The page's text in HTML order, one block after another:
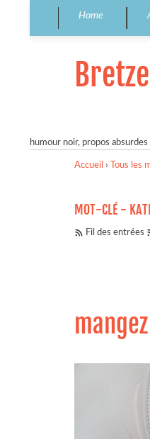
Home
humour noir, propos
Accueil › Tous les
MOT-CLÉ -
Fil des entrées